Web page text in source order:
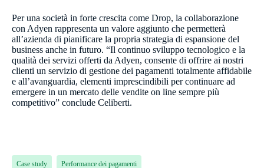
Per una società in forte crescita come Drop, la collaborazione
con Adyen rappresenta un valore aggiunto che permetterà
all’azienda di pianificare la propria strategia di espansione del
business anche in futuro. “Il continuo sviluppo tecnologico e la
qualità dei servizi offerti da Adyen, consente di offrire ai nostri
clienti un servizio di gestione dei pagamenti totalmente affidabile
e all’avanguardia, elementi imprescindibili per continuare ad
emergere in un mercato delle vendite on line sempre più
competitivo” conclude Celiberti.
Case study Performance dei pagamenti